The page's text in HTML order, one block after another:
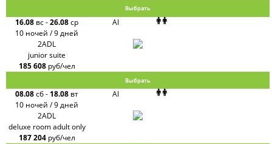
Выбрать
16.08 вс-26.08ср
10 ночей / 9 дней
AI
2ADL
junior suite
185 608 руб/чел
Выбрать
08.08сб- 18.08 вт
10 ночей / 9 дней
AI
2ADL
deluxe room adult only
187 204 руб/чел